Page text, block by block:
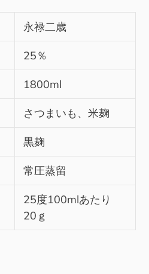
永禄二歳
25％
1800ml
さつまいも、米麹
黒麹
常圧蒸留
25度100mlあたり
20ｇ